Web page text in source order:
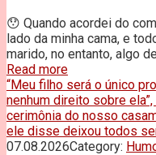
😯 Quando acordei do
lado da minha cama, e
marido, no entanto, algo
Read more
“Meu filho será o único
nenhum direito sobre
cerimônia do nosso
ele disse deixou todos
07.08.2026Category: